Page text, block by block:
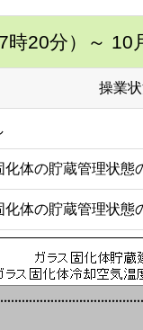
20分） ～ 10
操業
化体の貯蔵管理状態
化体の貯蔵管理状態